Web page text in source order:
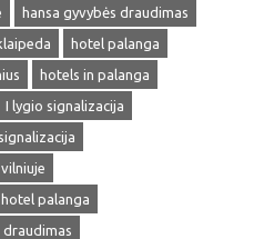
hansa gyvybės draudimas
hotel palanga
hotels in palanga
I lygio signalizacija
palanga
draudimas